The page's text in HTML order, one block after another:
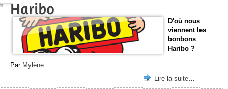
Haribo
D'où nous
viennent les
bonbons
Haribo ?
Par Mylène
Lire la suite…